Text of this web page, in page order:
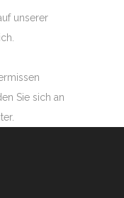
unserer
Sie sich an